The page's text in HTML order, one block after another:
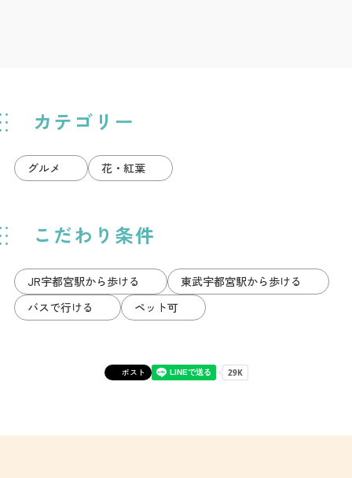
カテゴリー
グルメ 花・紅葉
こだわり条件
JR宇都宮駅から歩ける
東武宇都宮駅から歩ける
バスで行ける
ペット可
ポスト